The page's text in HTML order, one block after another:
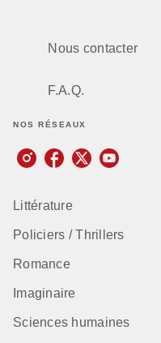
Nous contacter
F.A.Q.
NOS RÉSEAUX
Littérature
Policiers / Thrillers
Romance
Imaginaire
Sciences humaines